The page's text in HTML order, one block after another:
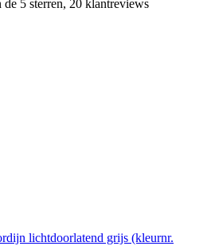
5 sterren, 20 klantreviews
lichtdoorlatend grijs (kleurnr.